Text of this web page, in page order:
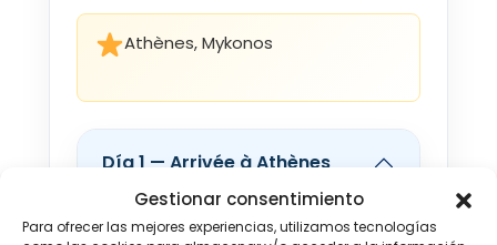
Gestionar consentimiento
Para ofrecer las mejores experiencias, utilizamos tecnologías
30 AGO - 6 SEP 2026
Desde €1.080
31 AGO - 7 SEP 2026
Desde €1.080
Athènes, Mykonos
Día 1 — Arrivée à Athènes